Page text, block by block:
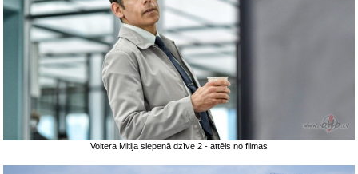
Voltera Mitija slepenā dzīve 2 - attēls no filmas